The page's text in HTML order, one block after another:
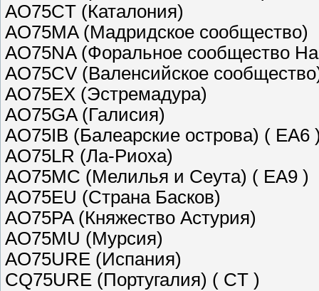
AO75CT (Каталония)
AO75MA (Мадридское сообщество)
AO75NA (Форальное сообщество
AO75CV (Валенсийское
AO75EX (Эстремадура)
AO75GA (Галисия)
AO75IB (Балеарские острова) ( EA6
AO75LR (Ла-Риоха)
AO75MC (Мелилья и Сеута) ( EA9 )
AO75EU (Страна Басков)
AO75PA (Княжество Астурия)
AO75MU (Мурсия)
AO75URE (Испания)
CQ75URE (Португалия) ( CT )